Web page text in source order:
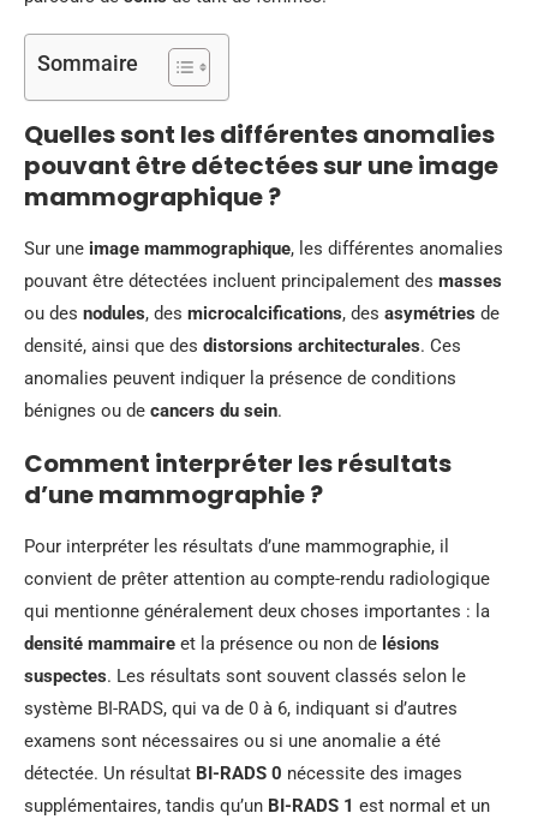
Sommaire
Quelles sont les différentes anomalies
pouvant être détectées sur une image
mammographique ?
Sur une image mammographique, les différentes anomalies
pouvant être détectées incluent principalement des masses
ou des nodules, des microcalcifications, des asymétries de
densité, ainsi que des distorsions architecturales. Ces
anomalies peuvent indiquer la présence de conditions
bénignes ou de cancers du sein.
Comment interpréter les résultats
d’une mammographie ?
Pour interpréter les résultats d’une mammographie, il
convient de prêter attention au compte-rendu radiologique
qui mentionne généralement deux choses importantes : la
densité mammaire et la présence ou non de lésions
suspectes. Les résultats sont souvent classés selon le
système BI-RADS, qui va de 0 à 6, indiquant si d’autres
examens sont nécessaires ou si une anomalie a été
détectée. Un résultat BI-RADS 0 nécessite des images
supplémentaires, tandis qu’un BI-RADS 1 est normal et un